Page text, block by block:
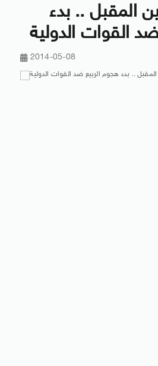
المقبل .. بدء
القوات الدولية
2014-05-08